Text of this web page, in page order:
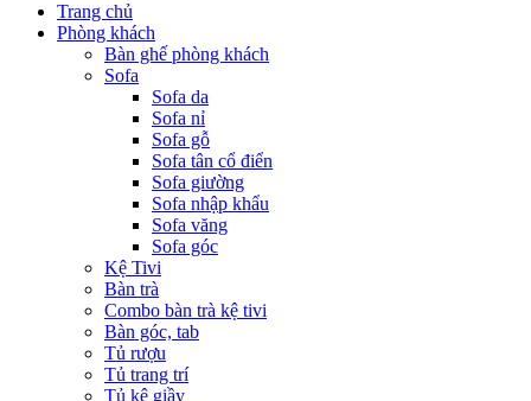
Trang chủ
Phòng khách
Bàn ghế phòng khách
Sofa
Sofa da
Sofa nỉ
Sofa gỗ
Sofa tân cổ điển
Sofa giường
Sofa nhập khẩu
Sofa văng
Sofa góc
Kệ Tivi
Bàn trà
Combo bàn trà kệ tivi
Bàn góc, tab
Tủ rượu
Tủ trang trí
Tủ kệ giầy